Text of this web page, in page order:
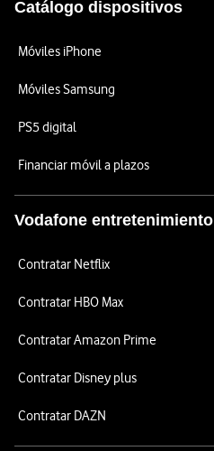
Catálogo dispositivos
Móviles iPhone
Móviles Samsung
PS5 digital
Financiar móvil a plazos
Vodafone entretenimiento
Contratar Netflix
Contratar HBO Max
Contratar Amazon Prime
Contratar Disney plus
Contratar DAZN